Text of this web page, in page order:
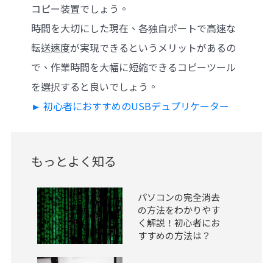
コピー装置でしょう。
時間を大切にした現在、各独自ポートで高速な
転送速度が実現できるというメリットがあるの
で、作業時間を大幅に短縮できるコピーツール
を選択すると良いでしょう。
► 初心者におすすめのUSBデュプリケーター
もっとよく知る
パソコンの完全消去
の方法をわかりやす
く解説！初心者にお
すすめの方法は？